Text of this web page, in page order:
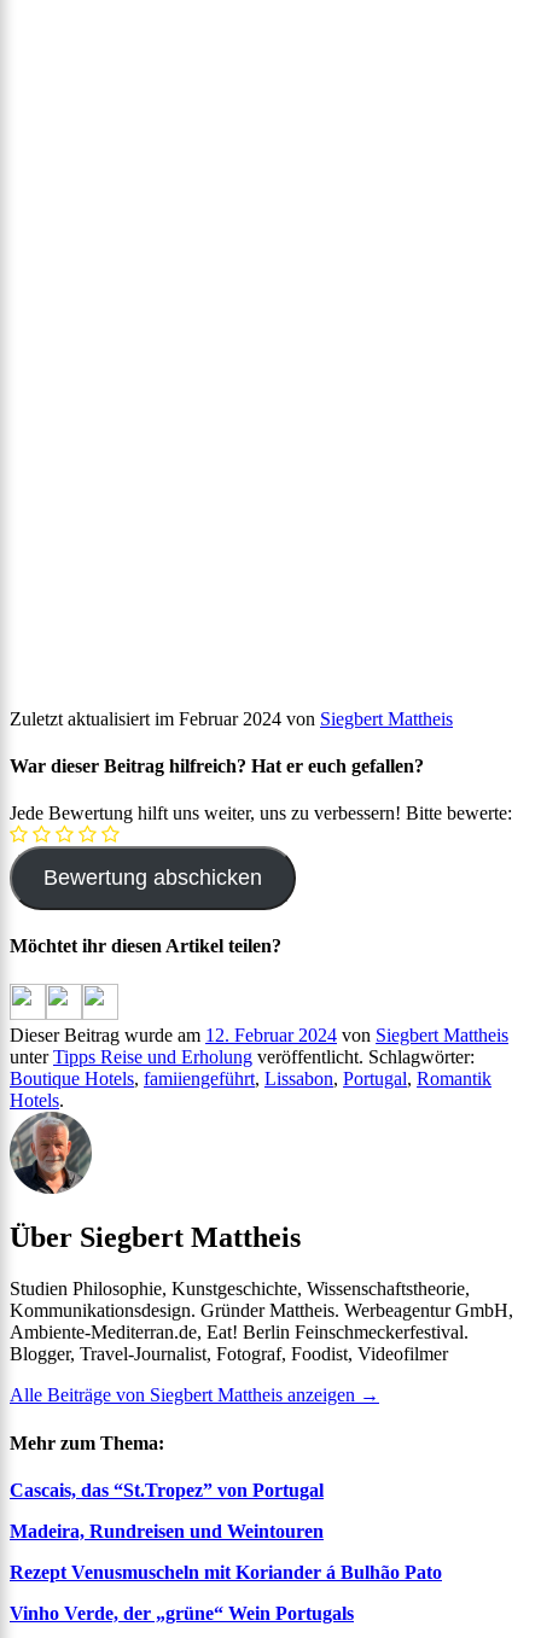
Zuletzt aktualisiert im Februar 2024 von Siegbert Mattheis
War dieser Beitrag hilfreich? Hat er euch gefallen?
Jede Bewertung hilft uns weiter, uns zu verbessern! Bitte bewerte:
Möchtet ihr diesen Artikel teilen?
Dieser Beitrag wurde am 12. Februar 2024 von Siegbert Mattheis
unterTipps Reise und Erholung veröffentlicht. Schlagwörter:
Boutique Hotels, famiiengeführt, Lissabon, Portugal, Romantik
Hotels.
Über Siegbert Mattheis
Studien Philosophie, Kunstgeschichte, Wissenschaftstheorie,
Kommunikationsdesign. Gründer Mattheis. Werbeagentur GmbH,
Ambiente-Mediterran.de, Eat! Berlin Feinschmeckerfestival.
Blogger, Travel-Journalist, Fotograf, Foodist, Videofilmer
Alle Beiträge von Siegbert Mattheis anzeigen →
Mehr zum Thema:
Cascais, das “St.Tropez” von Portugal
Madeira, Rundreisen und Weintouren
Rezept Venusmuscheln mit Koriander á Bulhão Pato
Vinho Verde, der „grüne“ Wein Portugals